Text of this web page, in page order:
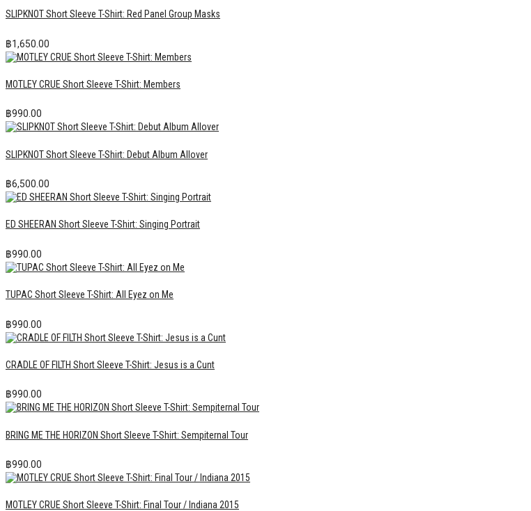
SLIPKNOT Short Sleeve T-Shirt: Red Panel Group Masks
฿1,650.00
MOTLEY CRUE Short Sleeve T-Shirt: Members
฿990.00
SLIPKNOT Short Sleeve T-Shirt: Debut Album Allover
฿6,500.00
ED SHEERAN Short Sleeve T-Shirt: Singing Portrait
฿990.00
TUPAC Short Sleeve T-Shirt: All Eyez on Me
฿990.00
CRADLE OF FILTH Short Sleeve T-Shirt: Jesus is a Cunt
฿990.00
BRING ME THE HORIZON Short Sleeve T-Shirt: Sempiternal Tour
฿990.00
MOTLEY CRUE Short Sleeve T-Shirt: Final Tour / Indiana 2015